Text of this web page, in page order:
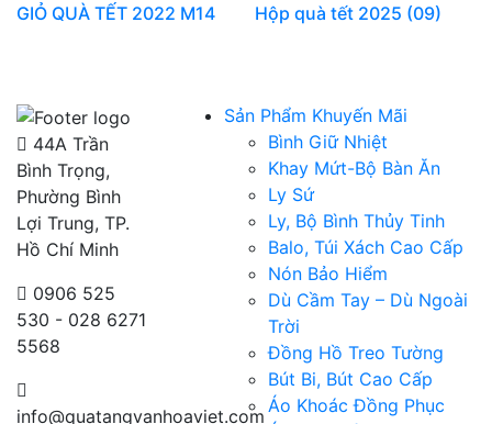
GIỎ QUÀ TẾT 2022 M14 Hộp quà tết 2025 (09)
44A Trần
Bình Trọng,
Phường Bình
Lợi Trung, TP.
Hồ Chí Minh
0906 525
530 - 028 6271
5568
info@quatangvanhoaviet.com
Sản Phẩm Khuyến Mãi
Bình Giữ Nhiệt
Khay Mứt-Bộ Bàn Ăn
Ly Sứ
Ly, Bộ Bình Thủy Tinh
Balo, Túi Xách Cao Cấp
Nón Bảo Hiểm
Dù Cầm Tay – Dù Ngoài
Trời
Đồng Hồ Treo Tường
Bút Bi, Bút Cao Cấp
Áo Khoác Đồng Phục